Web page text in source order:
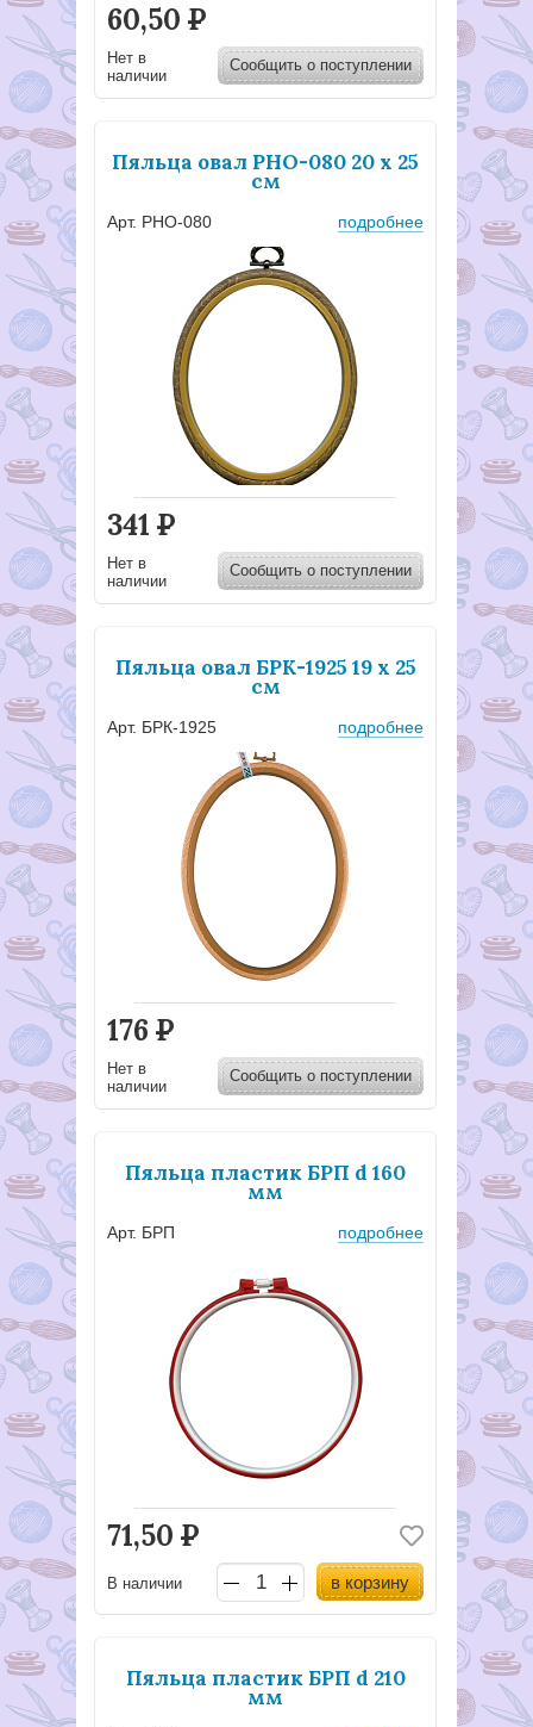
60,50 Р
Нет в
наличии
Сообщить о поступлении
Пяльца овал PHO-080 20 х 25
см
Арт. PHO-080 подробнее
341 Р
Нет в
наличии
Сообщить о поступлении
Пяльца овал БРК-1925 19 х 25
см
Арт. БРК-1925 подробнее
176 Р
Нет в
наличии
Сообщить о поступлении
Пяльца пластик БРП d 160
мм
Арт. БРП подробнее
71,50 Р
В наличии в корзину
Пяльца пластик БРП d 210
мм